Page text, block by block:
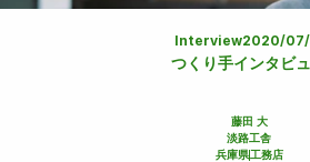
つくり手インタビ
Interview2020/07/
藤田 大
淡路工舎
兵庫県工務店